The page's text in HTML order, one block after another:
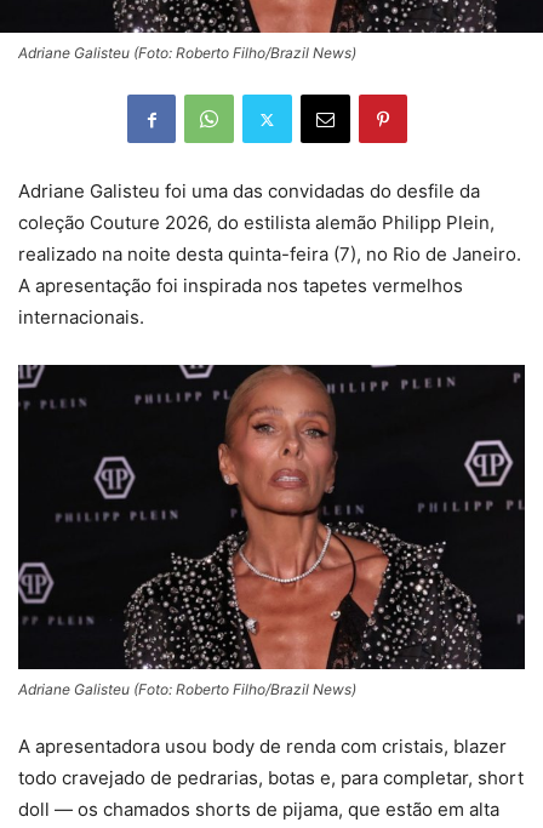
Adriane Galisteu (Foto: Roberto Filho/Brazil News)
Adriane Galisteu foi uma das convidadas do desfile da
coleção Couture 2026, do estilista alemão Philipp Plein,
realizado na noite desta quinta-feira (7), no Rio de Janeiro.
A apresentação foi inspirada nos tapetes vermelhos
internacionais.
Adriane Galisteu (Foto: Roberto Filho/Brazil News)
A apresentadora usou body de renda com cristais, blazer
todo cravejado de pedrarias, botas e, para completar, short
doll — os chamados shorts de pijama, que estão em alta